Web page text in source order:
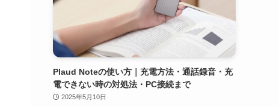
Plaud Noteの使い方｜充電方法・通話録音・充
電できない時の対処法・PC接続まで
2025年5月10日